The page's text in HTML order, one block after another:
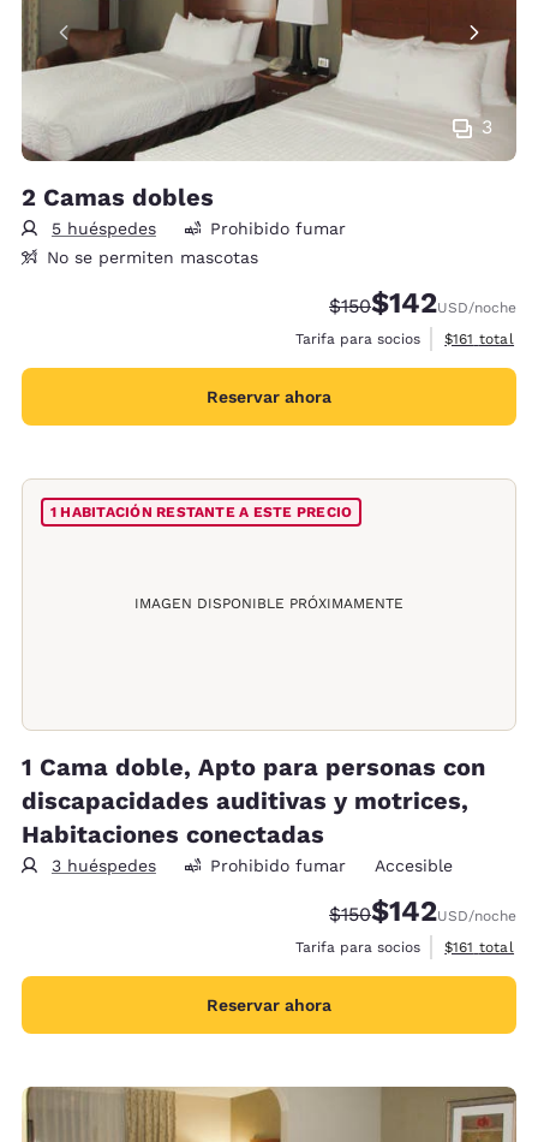
3
2 Camas dobles
5 huéspedes
Prohibido fumar
No se permiten mascotas
Precio tachado:
$150Precio con
$142USD/noche
Tarifa para socios
Ver detalles
$161 total
Reservar ahora
IMAGEN DISPONIBLE PRÓXIMAMENTE
1 HABITACIÓN RESTANTE A ESTE PRECIO
1 Cama doble, Apto para personas con
discapacidades auditivas y motrices,
Habitaciones conectadas
3 huéspedes Prohibido fumar Accesible
Precio tachado:
$150Precio con
$142USD/noche
Tarifa para socios
Ver detalles
$161 total
Reservar ahora